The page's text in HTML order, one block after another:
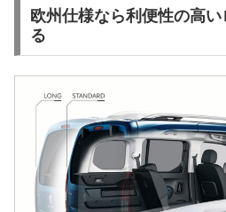
欧州仕様なら利便性の高
る